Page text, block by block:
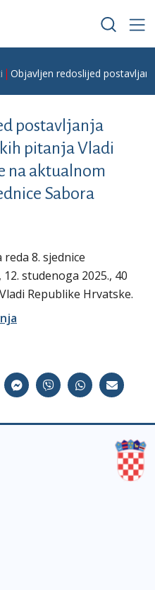
Objavljen redoslijed
postavljanja
pitanja Vladi
na aktualnom
Sabora
8. sjednice
studenoga 2025., 40
Republike Hrvatske.